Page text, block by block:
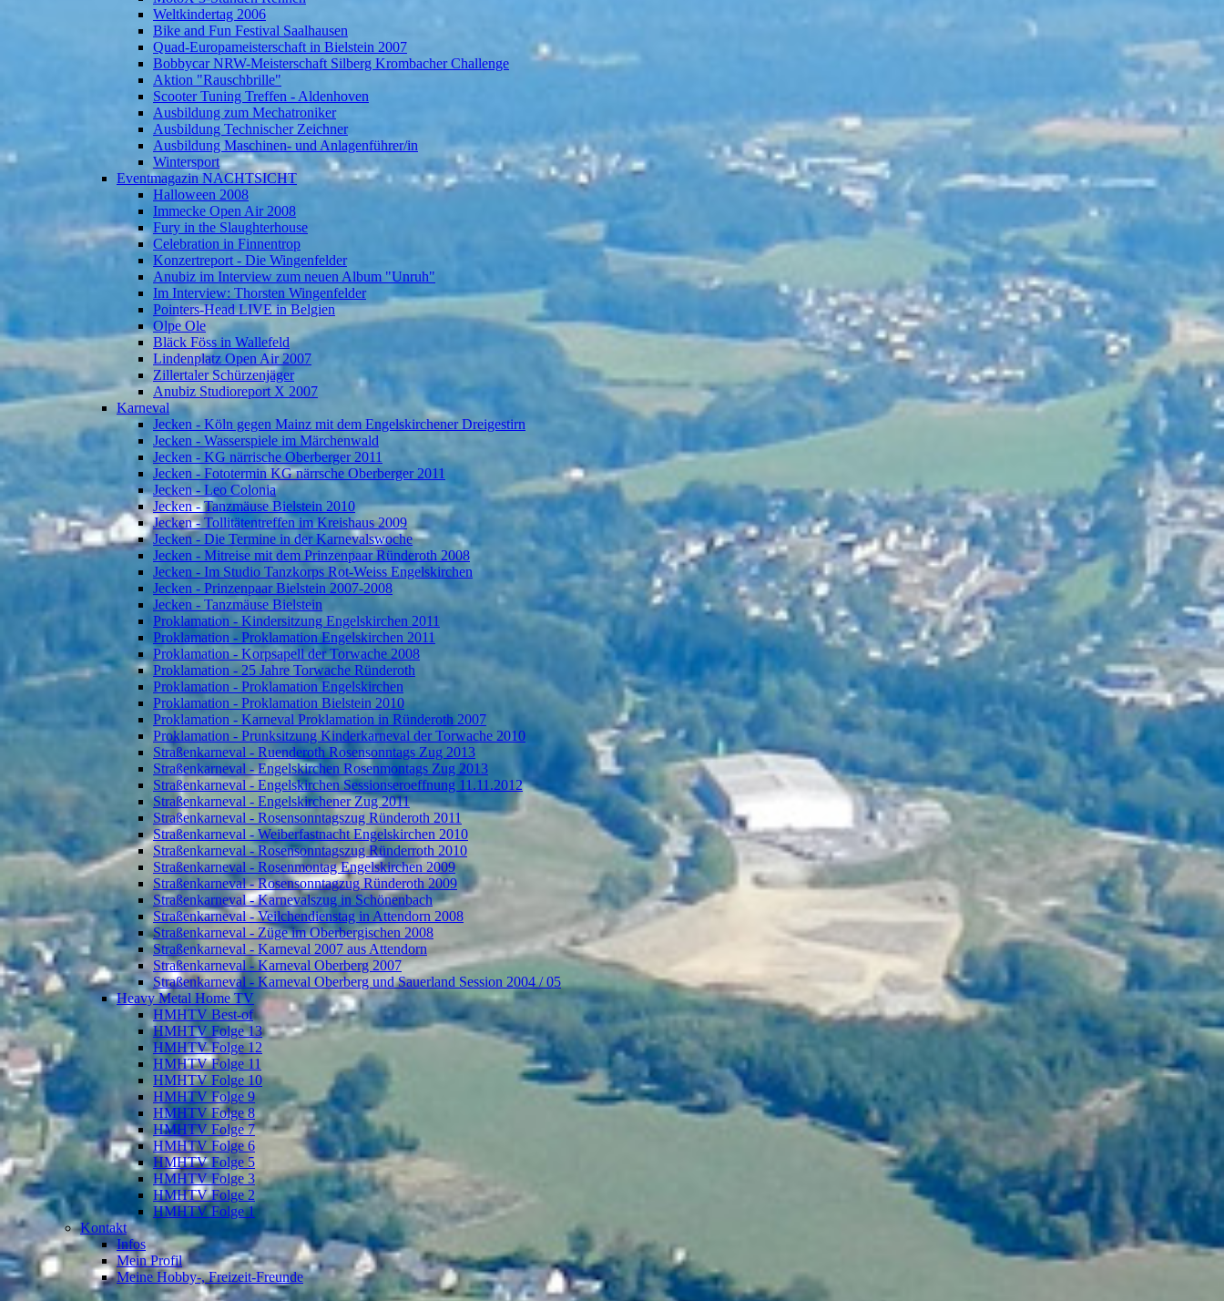
Weltkindertag 2006
Bike and Fun Festival Saalhausen
Quad-Europameisterschaft in Bielstein 2007
Bobbycar NRW-Meisterschaft Silberg Krombacher Challenge
Aktion "Rauschbrille"
Scooter Tuning Treffen - Aldenhoven
Ausbildung zum Mechatroniker
Ausbildung Technischer Zeichner
Ausbildung Maschinen- und Anlagenführer/in
Wintersport
Eventmagazin NACHTSICHT
Halloween 2008
Immecke Open Air 2008
Fury in the Slaughterhouse
Celebration in Finnentrop
Konzertreport - Die Wingenfelder
Anubiz im Interview zum neuen Album "Unruh"
Im Interview: Thorsten Wingenfelder
Pointers-Head LIVE in Belgien
Olpe Ole
Bläck Föss in Wallefeld
Lindenplatz Open Air 2007
Zillertaler Schürzenjäger
Anubiz Studioreport X 2007
Karneval
Jecken - Köln gegen Mainz mit dem Engelskirchener Dreigestirn
Jecken - Wasserspiele im Märchenwald
Jecken - KG närrische Oberberger 2011
Jecken - Fototermin KG närrsche Oberberger 2011
Jecken - Leo Colonia
Jecken - Tanzmäuse Bielstein 2010
Jecken - Tollitätentreffen im Kreishaus 2009
Jecken - Die Termine in der Karnevalswoche
Jecken - Mitreise mit dem Prinzenpaar Ründeroth 2008
Jecken - Im Studio Tanzkorps Rot-Weiss Engelskirchen
Jecken - Prinzenpaar Bielstein 2007-2008
Jecken - Tanzmäuse Bielstein
Proklamation - Kindersitzung Engelskirchen 2011
Proklamation - Proklamation Engelskirchen 2011
Proklamation - Korpsapell der Torwache 2008
Proklamation - 25 Jahre Torwache Ründeroth
Proklamation - Proklamation Engelskirchen
Proklamation - Proklamation Bielstein 2010
Proklamation - Karneval Proklamation in Ründeroth 2007
Proklamation - Prunksitzung Kinderkarneval der Torwache 2010
Straßenkarneval - Ruenderoth Rosensonntags Zug 2013
Straßenkarneval - Engelskirchen Rosenmontags Zug 2013
Straßenkarneval - Engelskirchen Sessionseroeffnung 11.11.2012
Straßenkarneval - Engelskirchener Zug 2011
Straßenkarneval - Rosensonntagszug Ründeroth 2011
Straßenkarneval - Weiberfastnacht Engelskirchen 2010
Straßenkarneval - Rosensonntagszug Ründerroth 2010
Straßenkarneval - Rosenmontag Engelskirchen 2009
Straßenkarneval - Rosensonntagzug Ründeroth 2009
Straßenkarneval - Karnevalszug in Schönenbach
Straßenkarneval - Veilchendienstag in Attendorn 2008
Straßenkarneval - Züge im Oberbergischen 2008
Straßenkarneval - Karneval 2007 aus Attendorn
Straßenkarneval - Karneval Oberberg 2007
Straßenkarneval - Karneval Oberberg und Sauerland Session 2004 / 05
Heavy Metal Home TV
HMHTV Best-of
HMHTV Folge 13
HMHTV Folge 12
HMHTV Folge 11
HMHTV Folge 10
HMHTV Folge 9
HMHTV Folge 8
HMHTV Folge 7
HMHTV Folge 6
HMHTV Folge 5
HMHTV Folge 3
HMHTV Folge 2
HMHTV Folge 1
Kontakt
Infos
Mein Profil
Meine Hobby-, Freizeit-Freunde